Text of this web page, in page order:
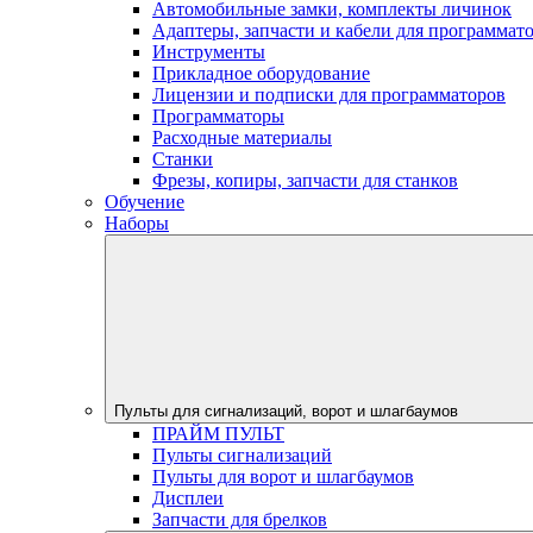
Автомобильные замки, комплекты личинок
Адаптеры, запчасти и кабели для
Инструменты
Прикладное оборудование
Лицензии и подписки для программаторов
Программаторы
Расходные материалы
Станки
Фрезы, копиры, запчасти для станков
Обучение
Наборы
Пульты для сигнализаций, ворот и шлагбаумов
ПРАЙМ ПУЛЬТ
Пульты сигнализаций
Пульты для ворот и шлагбаумов
Дисплеи
Запчасти для брелков